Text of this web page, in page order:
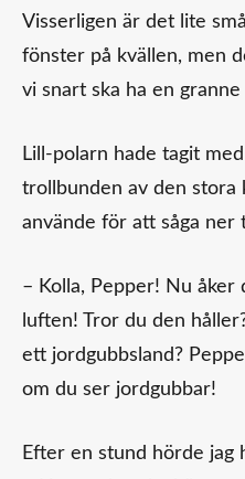
Visserligen är det lite
fönster på kvällen, men
vi snart ska ha en
Lill-polarn hade tagit
trollbunden av den stora
använde för att såga ner
– Kolla, Pepper! Nu åker
luften! Tror du den
ett jordgubbsland?
om du ser jordgubbar!
Efter en stund hörde jag